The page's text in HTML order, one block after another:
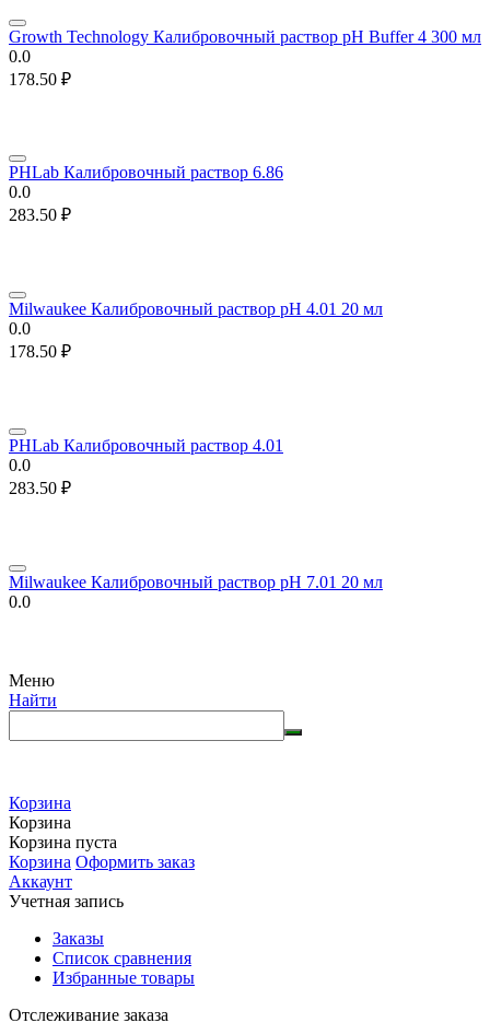
Growth Technology Калибровочный раствор pH Buffer 4 300 мл
0.0
178.50 ₽
PHLab Калибровочный раствор 6.86
0.0
283.50 ₽
Milwaukee Калибровочный раствор pH 4.01 20 мл
0.0
178.50 ₽
PHLab Калибровочный раствор 4.01
0.0
283.50 ₽
Milwaukee Калибровочный раствор pH 7.01 20 мл
0.0
Меню
Найти
Корзина
Корзина
Корзина пуста
Корзина Оформить заказ
Аккаунт
Учетная запись
Заказы
Список сравнения
Избранные товары
Отслеживание заказа